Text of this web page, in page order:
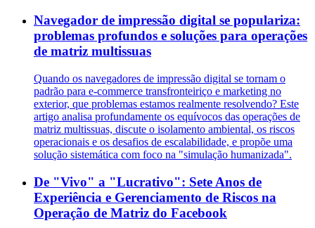
Navegador de impressão digital se populariza:
problemas profundos e soluções para operações
de matriz multissuas
Quando os navegadores de impressão digital se tornam o
padrão para e-commerce transfronteiriço e marketing no
exterior, que problemas estamos realmente resolvendo? Este
artigo analisa profundamente os equívocos das operações de
matriz multissuas, discute o isolamento ambiental, os riscos
operacionais e os desafios de escalabilidade, e propõe uma
solução sistemática com foco na "simulação humanizada".
De "Vivo" a "Lucrativo": Sete Anos de
Experiência e Gerenciamento de Riscos na
Operação de Matriz do Facebook